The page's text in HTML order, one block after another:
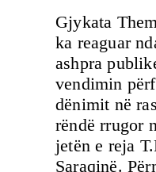
Gjykata
ka reaguar
ashpra
vendimin
dënimit në
rëndë rrugor
jetën e reja
Saraqinë.